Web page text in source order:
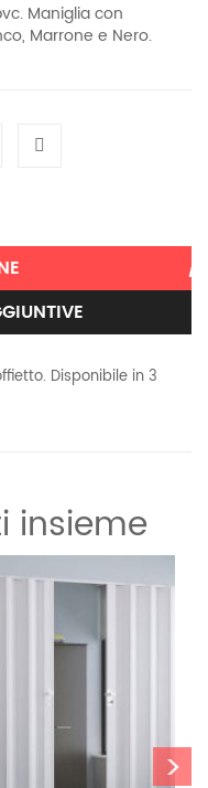
Maniglia con
Marrone e Nero.
Disponibile in 3
insieme
>